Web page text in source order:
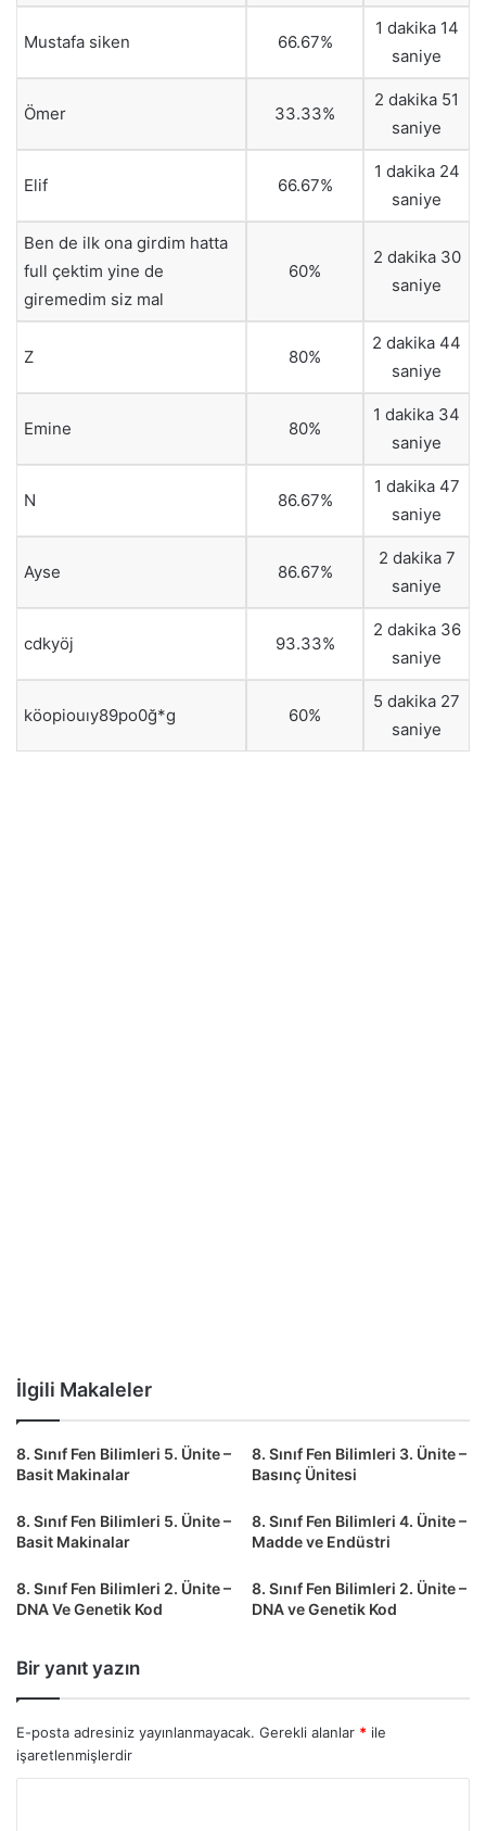
Mustafa siken 66.67%
1 dakika 14
saniye
Ömer 33.33%
2 dakika 51
saniye
Elif 66.67%
1 dakika 24
saniye
Ben de ilk ona girdim hatta
full çektim yine de
giremedim siz mal
60%
2 dakika 30
saniye
Z 80%
2 dakika 44
saniye
Emine 80%
1 dakika 34
saniye
N 86.67%
1 dakika 47
saniye
Ayse 86.67%
2 dakika 7
saniye
cdkyöj 93.33%
2 dakika 36
saniye
köopiouıy89po0ğ*g 60%
5 dakika 27
saniye
İlgili Makaleler
8. Sınıf Fen Bilimleri 5. Ünite –
Basit Makinalar
8. Sınıf Fen Bilimleri 3. Ünite –
Basınç Ünitesi
8. Sınıf Fen Bilimleri 5. Ünite –
Basit Makinalar
8. Sınıf Fen Bilimleri 4. Ünite –
Madde ve Endüstri
8. Sınıf Fen Bilimleri 2. Ünite –
DNA Ve Genetik Kod
8. Sınıf Fen Bilimleri 2. Ünite –
DNA ve Genetik Kod
Bir yanıt yazın
E-posta adresiniz yayınlanmayacak. Gerekli alanlar * ile
işaretlenmişlerdir